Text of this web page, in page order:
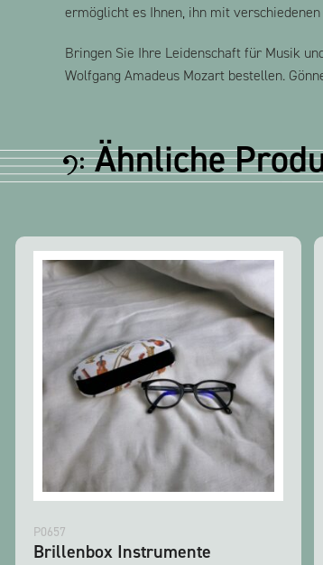
ermöglicht es Ihnen, ihn mit
Bringen Sie Ihre Leidenschaft für Musik
Wolfgang Amadeus Mozart bestellen.
Ähnliche
P0657
Brillenbox Instrumente